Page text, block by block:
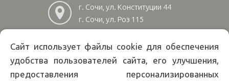
г. Сочи, ул. Конституции 44
г. Сочи, ул. Роз 115
г. Адлер, ул Авиационная
28/10
222 02 01
Сайт использует файлы cookie для обеспечения
удобства пользователей сайта, его улучшения,
предоставления персонализированных